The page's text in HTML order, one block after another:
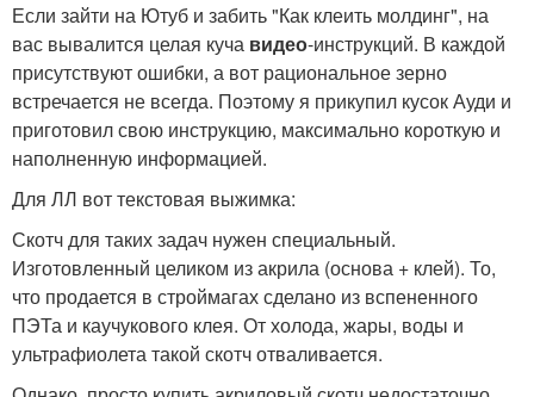
Если зайти на Ютуб и забить "Как клеить молдинг", на
вас вывалится целая куча видео-инструкций. В каждой
присутствуют ошибки, а вот рациональное зерно
встречается не всегда. Поэтому я прикупил кусок Ауди и
приготовил свою инструкцию, максимально короткую и
наполненную информацией.
Для ЛЛ вот текстовая выжимка:
Скотч для таких задач нужен специальный.
Изготовленный целиком из акрила (основа + клей). То,
что продается в строймагах сделано из вспененного
ПЭТа и каучукового клея. От холода, жары, воды и
ультрафиолета такой скотч отваливается.